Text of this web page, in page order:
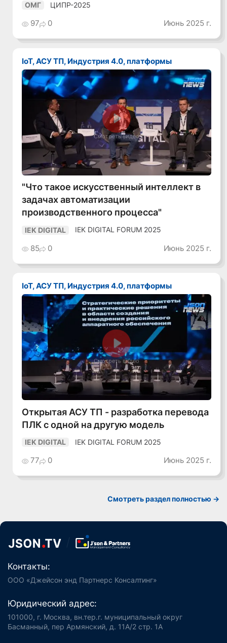
ОМГ ЦИПР-2025
97 0 Июнь 2025 г.
IoT, АСУ ТП, Индустрия 4.0, платформы
Смотреть видео
"Что такое искусственный интеллект в
задачах автоматизации
производственного процесса"
IEK DIGITAL IEK DIGITAL FORUM 2025
85 0 Июнь 2025 г.
IoT, АСУ ТП, Индустрия 4.0, платформы
Смотреть видео
Открытая АСУ ТП - разработка перевода
ПЛК с одной на другую модель
IEK DIGITAL IEK DIGITAL FORUM 2025
77 0 Июнь 2025 г.
Смотреть раздел полностью ->
Контакты:
ООО «Джейсон энд Партнерс Консалтинг»
Юридический адрес:
101000, г. Москва, вн.тер.г. муниципальный округ
Басманный, пер Армянский, д. 11А/2 стр. 1А